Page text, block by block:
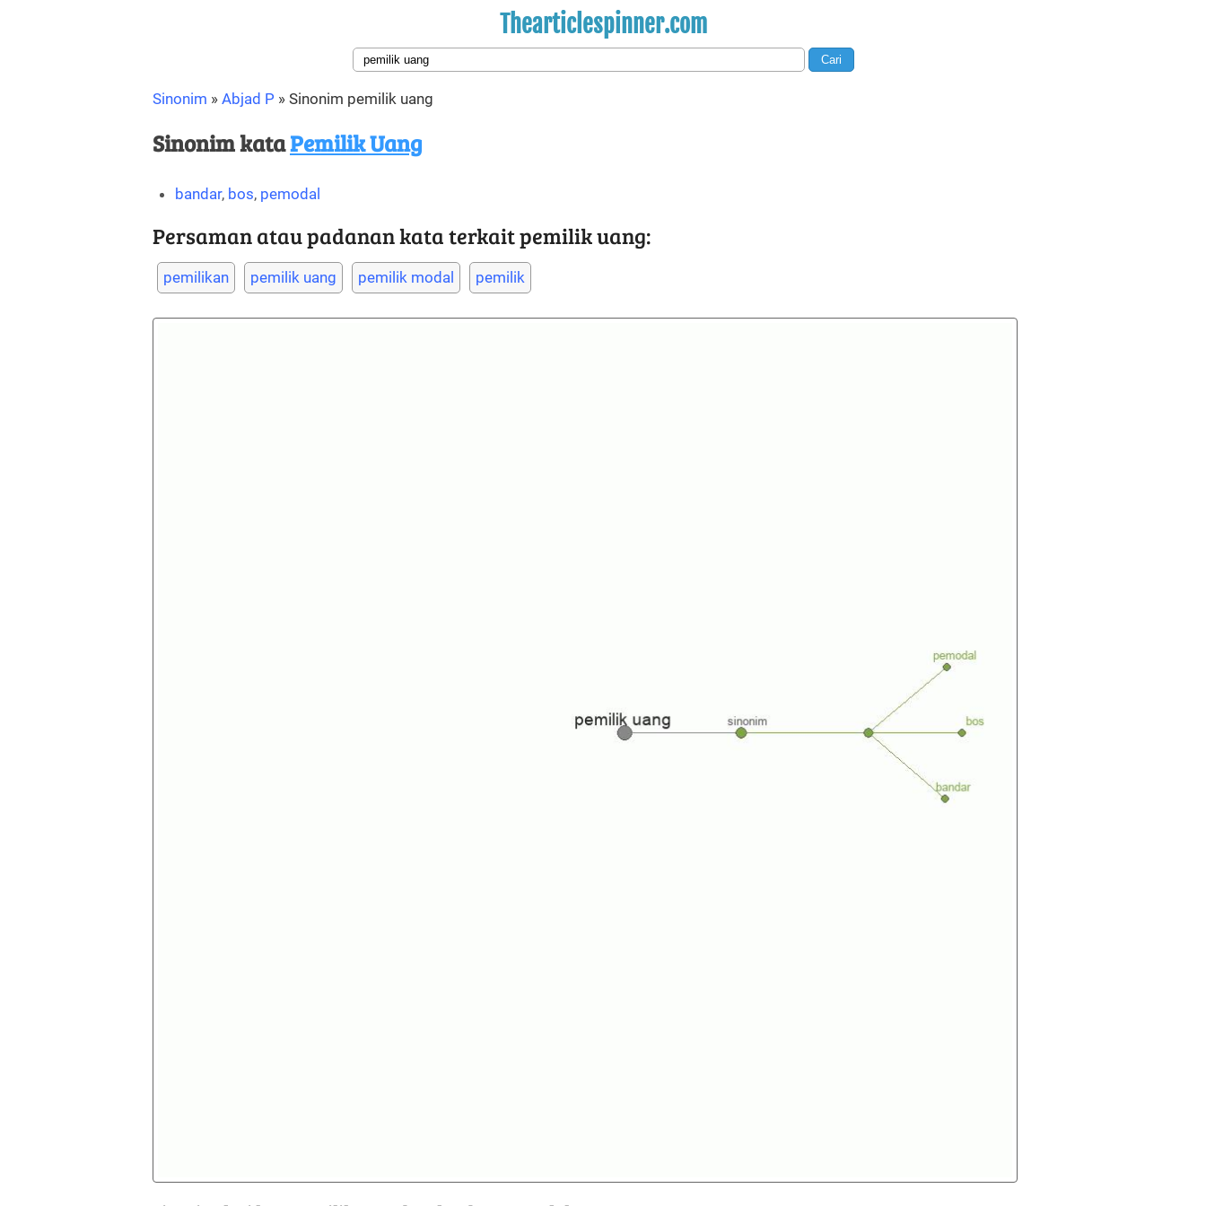
Thearticlespinner.com
Sinonim » Abjad P » Sinonim pemilik uang
Sinonim kataPemilik Uang
bandar, bos, pemodal
Persaman atau padanan kata terkait pemilik uang:
pemilikan pemilik uang pemilik modal pemilik